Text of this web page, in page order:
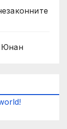
Юнан